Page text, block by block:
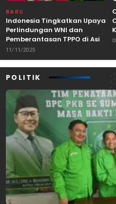
BARU
Indonesia Tingkatkan Upaya
Perlindungan WNI dan
Pemberantasan TPPO di Asia
Tenggara
11/11/2025
POLITIK